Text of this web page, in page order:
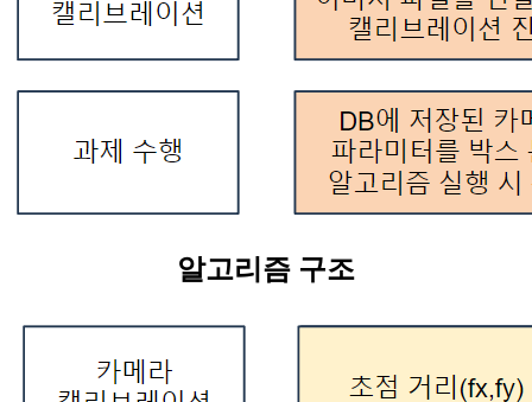
알고리즘 구조